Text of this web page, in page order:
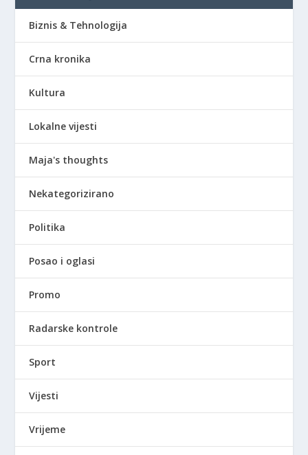
Biznis & Tehnologija
Crna kronika
Kultura
Lokalne vijesti
Maja's thoughts
Nekategorizirano
Politika
Posao i oglasi
Promo
Radarske kontrole
Sport
Vijesti
Vrijeme